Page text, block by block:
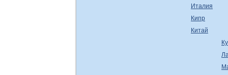
Италия
Кипр
Китай